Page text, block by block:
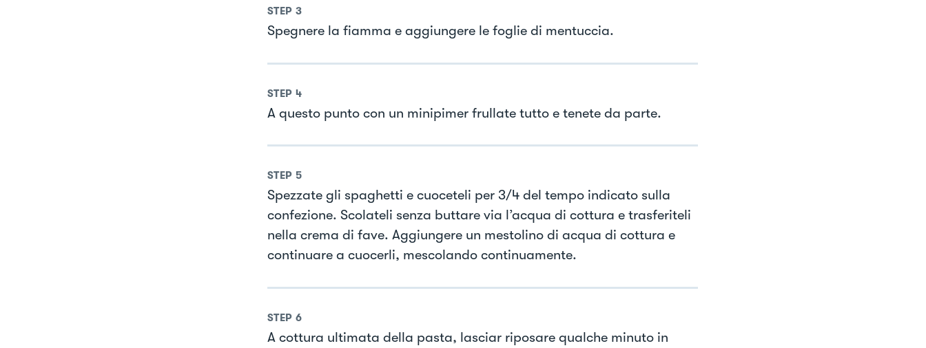
STEP 3
Spegnere la fiamma e aggiungere le foglie di mentuccia.
STEP 4
A questo punto con un minipimer frullate tutto e tenete da parte.
STEP 5
Spezzate gli spaghetti e cuoceteli per 3/4 del tempo indicato sulla
confezione. Scolateli senza buttare via l’acqua di cottura e trasferiteli
nella crema di fave. Aggiungere un mestolino di acqua di cottura e
continuare a cuocerli, mescolando continuamente.
STEP 6
A cottura ultimata della pasta, lasciar riposare qualche minuto in